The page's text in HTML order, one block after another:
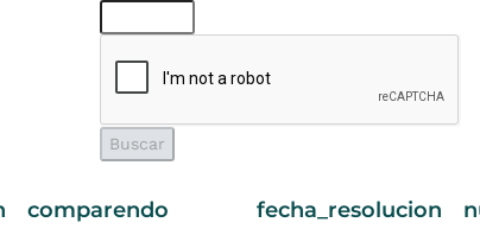
comparendo fecha_resolucion